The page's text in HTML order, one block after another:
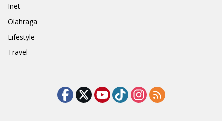
Inet
Olahraga
Lifestyle
Travel